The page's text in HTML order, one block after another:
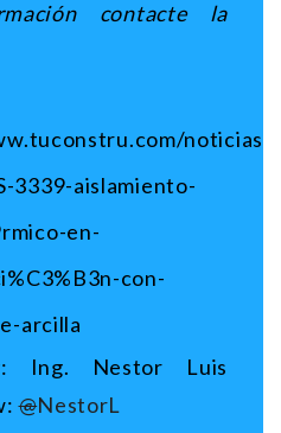
contacte la
noticias/
3339-aislamiento-
en-
con-
arcilla
Ing. Nestor Luis
@NestorL